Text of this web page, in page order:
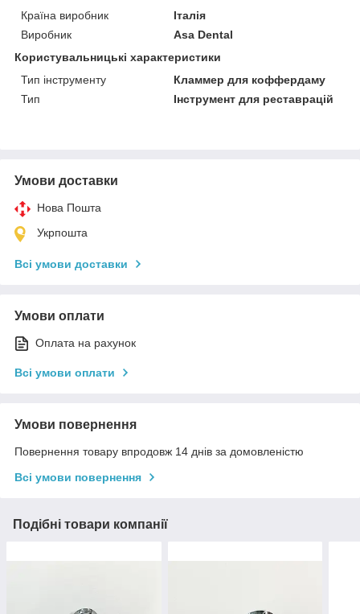
Країна виробник
Італія
Виробник
Asa Dental
Користувальницькі характеристики
Тип інструменту
Кламмер для коффердаму
Тип
Інструмент для реставрацій
Умови доставки
Нова Пошта
Укрпошта
Всі умови доставки
Умови оплати
Оплата на рахунок
Всі умови оплати
Умови повернення
Повернення товару впродовж 14 днів за домовленістю
Всі умови повернення
Подібні товари компанії